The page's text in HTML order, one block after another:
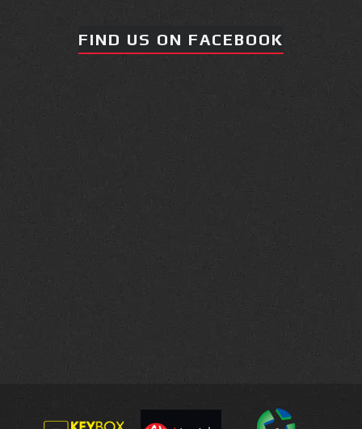
FIND US ON FACEBOOK